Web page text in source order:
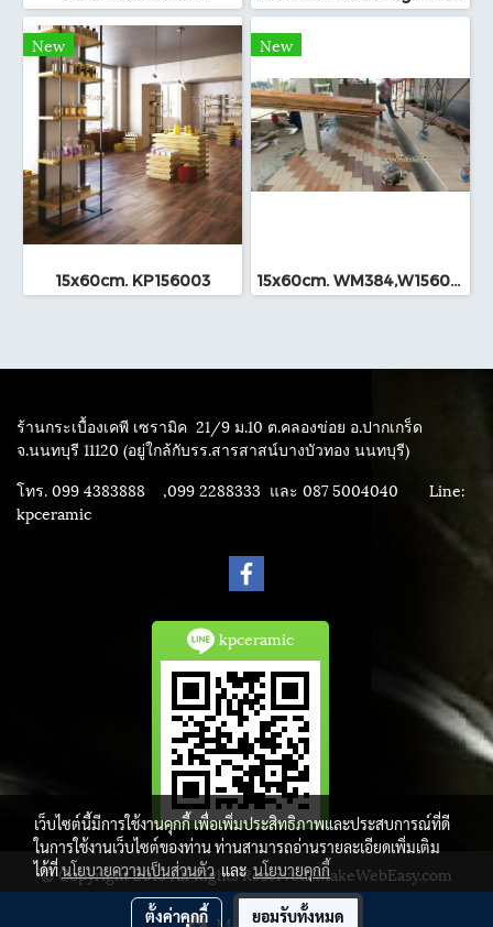
New
15x60cm. KP156003
New
15x60cm. WM384,W15603,W1609A
ร้านกระเบื้องเคพี เซรามิค 21/9 ม.10 ต.คลองข่อย อ.ปากเกร็ด
จ.นนทบุรี 11120 (อยู่ใกล้กับรร.สารสาสน์บางบัวทอง นนทบุรี)
โทร. 099 4383888 ,099 2288333 และ 087 5004040 Line:
kpceramic
kpceramic
© Copyright 2015 All Rights Reserved. MakeWebEasy.com
ผู้เข้าชมวันนี้ 1,570
เว็บไซต์นี้มีการใช้งานคุกกี้ เพื่อเพิ่มประสิทธิภาพและประสบการณ์ที่ดี
ในการใช้งานเว็บไซต์ของท่าน ท่านสามารถอ่านรายละเอียดเพิ่มเติม
ได้ที่นโยบายความเป็นส่วนตัวและนโยบายคุกกี้
ตั้งค่าคุกกี้ ยอมรับทั้งหมด